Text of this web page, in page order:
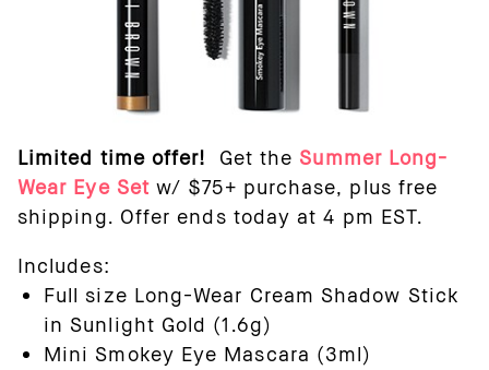
Limited time offer! Get the Summer Long-
Wear Eye Setw/ $75+ purchase, plus free
shipping. Offer ends today at 4 pm EST.
Includes:
Full size Long-Wear Cream Shadow Stick
in Sunlight Gold (1.6g)
Mini Smokey Eye Mascara (3ml)